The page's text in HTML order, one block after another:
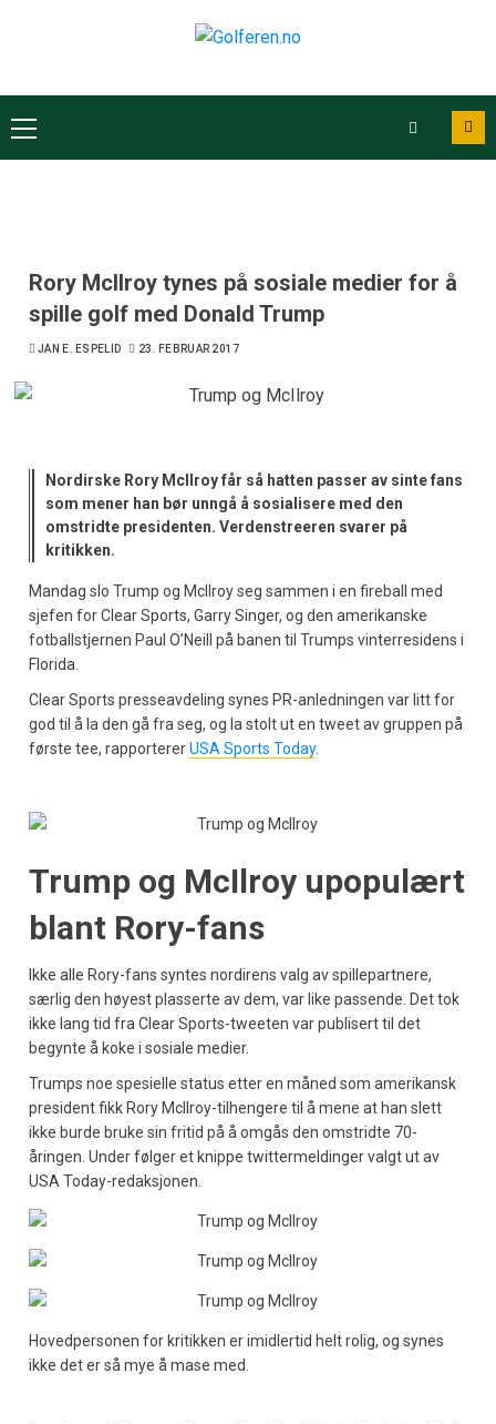
Rory McIlroy tynes på sosiale medier for å
spille golf med Donald Trump
JAN E. ESPELID 23. FEBRUAR 2017
Nordirske Rory McIlroy får så hatten passer av sinte fans
som mener han bør unngå å sosialisere med den
omstridte presidenten. Verdenstreeren svarer på
kritikken.
Mandag slo Trump og McIlroy seg sammen i en fireball med
sjefen for Clear Sports, Garry Singer, og den amerikanske
fotballstjernen Paul O’Neill på banen til Trumps vinterresidens i
Florida.
Clear Sports presseavdeling synes PR-anledningen var litt for
god til å la den gå fra seg, og la stolt ut en tweet av gruppen på
første tee, rapportererUSA Sports Today.
Trump og McIlroy upopulært
blant Rory-fans
Ikke alle Rory-fans syntes nordirens valg av spillepartnere,
særlig den høyest plasserte av dem, var like passende. Det tok
ikke lang tid fra Clear Sports-tweeten var publisert til det
begynte å koke i sosiale medier.
Trumps noe spesielle status etter en måned som amerikansk
president fikk Rory McIlroy-tilhengere til å mene at han slett
ikke burde bruke sin fritid på å omgås den omstridte 70-
åringen. Under følger et knippe twittermeldinger valgt ut av
USA Today-redaksjonen.
Hovedpersonen for kritikken er imidlertid helt rolig, og synes
ikke det er så mye å mase med.